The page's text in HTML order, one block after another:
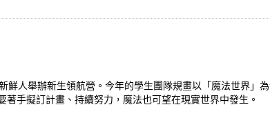
鮮人舉辦新生領航營。今年的學生團隊規畫以「魔法世界」
著手擬訂計畫、持續努力，魔法也可望在現實世界中發生。